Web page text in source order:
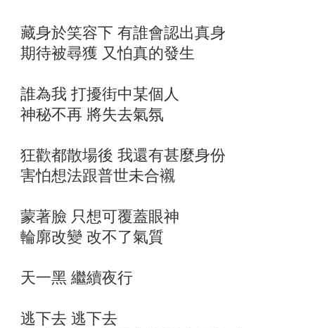
藏身於笑容下 有誰會認出真身
期待被尋獲 又怕真的發生
誰為我 打擾街中某個人
神秘不再 將失去氣氛
狂歡都散場後 我還有甚麼身份
害怕想法跟普世未合襯
蒙著臉 只想可覆蓋眼神
輪廓改變 改不了氣質
天一黑 繼續夜行
逃下去 逃下去